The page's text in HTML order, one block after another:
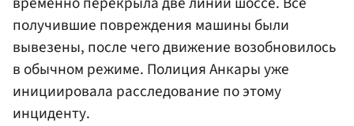
получившие повреждения машины были
вывезены, после чего движение возобновилось
в обычном режиме. Полиция Анкары уже
инициировала расследование по этому
инциденту.